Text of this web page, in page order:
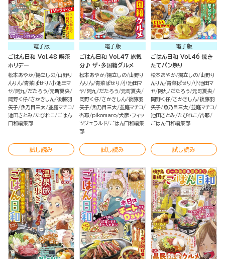
電子版
ごはん日和 Vol.48 喫茶
ホリデー
松本あやか 揚立しの 山野り
んりん 青菜ぱせり
小池田マ
ヤ 阿九 だたろう 元町夏央
岡野く仔 さかきしん 後藤羽
矢子 魚乃目三太
並庭マチコ
池田さとみ たびれこ
ごはん
日和編集部
試し読み
電子版
ごはん日和 Vol.47 旅気
分♪ ザ・多国籍グルメ
松本あやか 揚立しの 山野り
んりん 青菜ぱせり
小池田マ
ヤ 阿九 だたろう 元町夏央
岡野く仔 さかきしん 後藤羽
矢子 魚乃目三太
並庭マチコ
杏耶
pikomaro 犬彦・フィッ
ツジェラルド ごはん日和編集
部
試し読み
電子版
ごはん日和 Vol.46 焼き
たてパン祭り
松本あやか 揚立しの 山野り
んりん 青菜ぱせり
小池田マ
ヤ 阿九 だたろう 元町夏央
岡野く仔 さかきしん 後藤羽
矢子 魚乃目三太
並庭マチコ
池田さとみ たびれこ 杏耶
ごはん日和編集部
試し読み